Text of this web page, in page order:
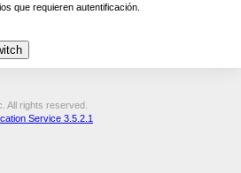
que requieren autentificación.
All rights reserved.
Service 3.5.2.1